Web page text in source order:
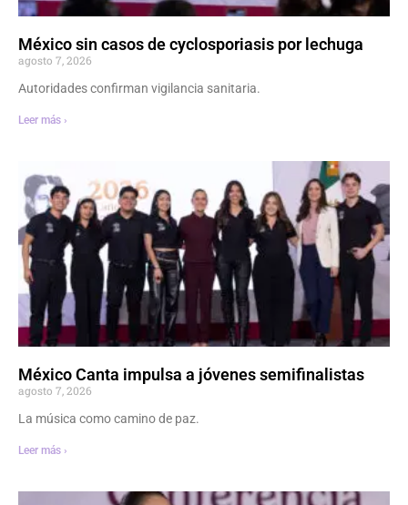
México sin casos de cyclosporiasis por lechuga
agosto 7, 2026
Autoridades confirman vigilancia sanitaria.
Leer más ›
México Canta impulsa a jóvenes semifinalistas
agosto 7, 2026
La música como camino de paz.
Leer más ›